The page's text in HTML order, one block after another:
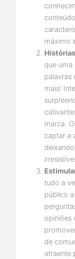
máximo
que uma
palavras
mais!
marca.
captar a
tudo a
público
opiniões
de
atraente